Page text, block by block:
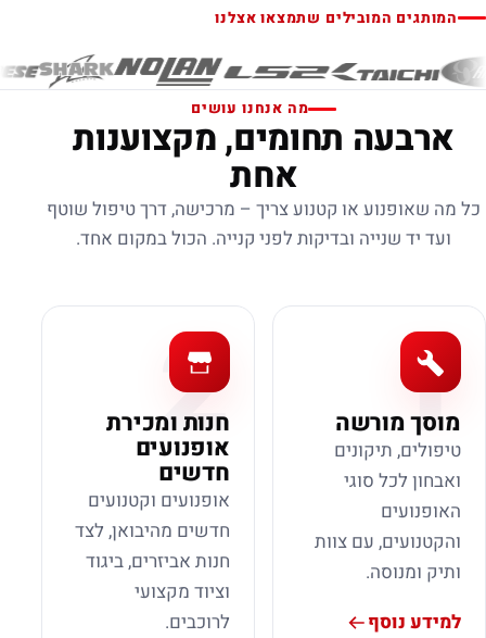
המותגים המובילים שתמצאו אצלנו
מה אנחנו עושים
ארבעה תחומים, מקצוענות
אחת
כל מה שאופנוע או קטנוע צריך – מרכישה, דרך טיפול שוטף
ועד יד שנייה ובדיקות לפני קנייה. הכול במקום אחד.
1
מוסך מורשה
טיפולים, תיקונים
ואבחון לכל סוגי
האופנועים
והקטנועים, עם צוות
ותיק ומנוסה.
למידע נוסף
2
חנות ומכירת
אופנועים
חדשים
אופנועים וקטנועים
חדשים מהיבואן, לצד
חנות אביזרים, ביגוד
וציוד מקצועי
לרוכבים.